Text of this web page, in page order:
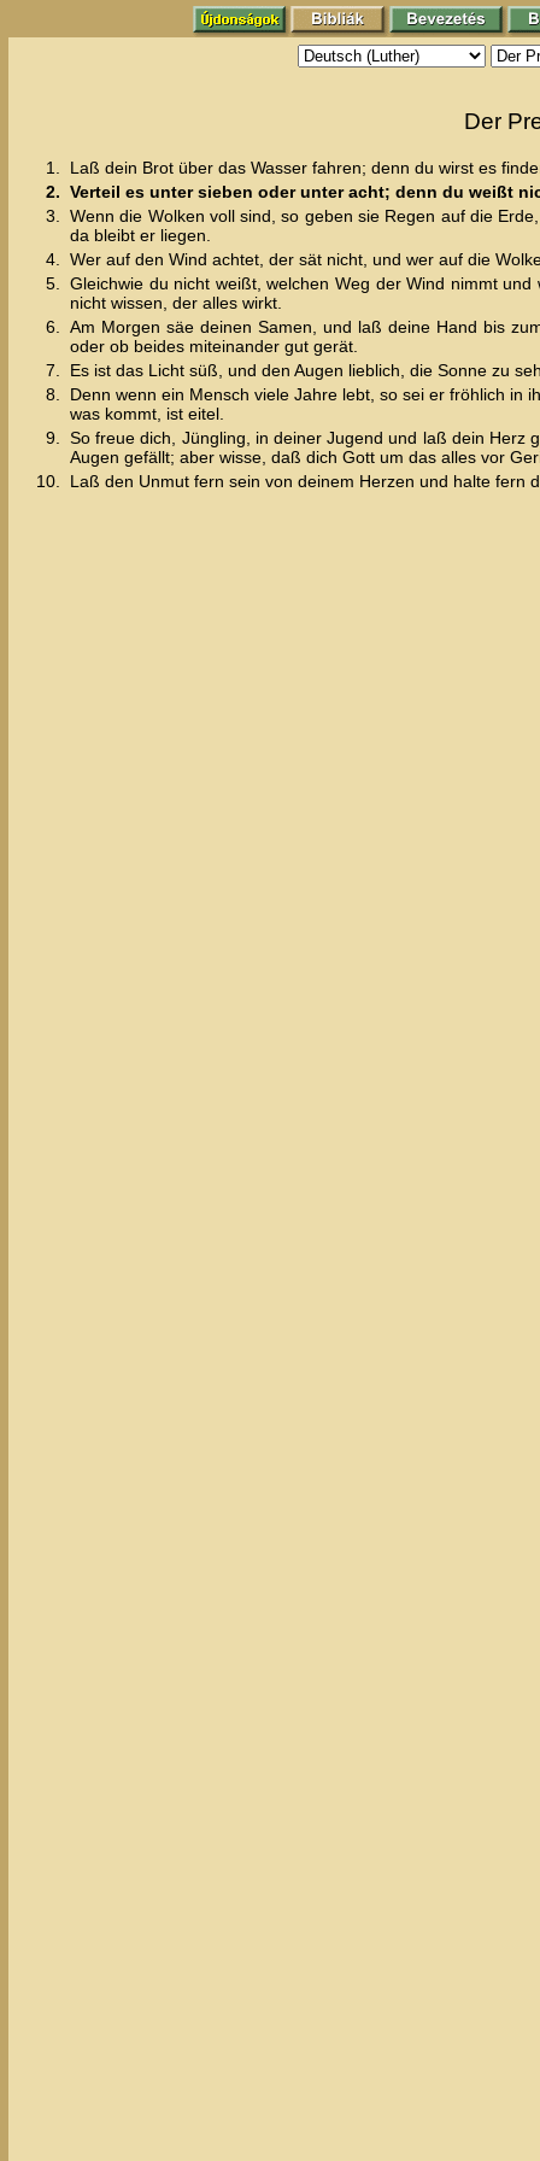
Der
1.
Laß dein Brot über das Wasser fahren; denn du wirst es
2. Verteil es unter sieben oder unter acht; denn du weißt
3.
Wenn die Wolken voll sind, so geben sie Regen auf die
da bleibt er liegen.
4.
Wer auf den Wind achtet, der sät nicht, und wer auf die
5.
Gleichwie du nicht weißt, welchen Weg der Wind nimmt
nicht wissen, der alles wirkt.
6.
Am Morgen säe deinen Samen, und laß deine Hand bis
oder ob beides miteinander gut gerät.
7.
Es ist das Licht süß, und den Augen lieblich, die Sonne zu
8.
Denn wenn ein Mensch viele Jahre lebt, so sei er fröhlich in
was kommt, ist eitel.
9.
So freue dich, Jüngling, in deiner Jugend und laß dein Herz
Augen gefällt; aber wisse, daß dich Gott um das alles vor
10.
Laß den Unmut fern sein von deinem Herzen und halte fern